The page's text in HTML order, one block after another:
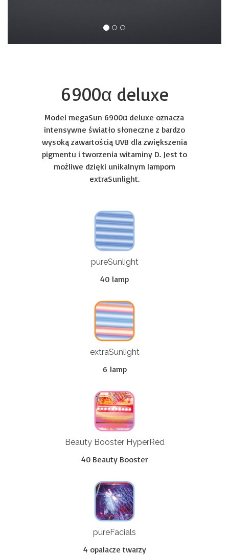
6900α deluxe
Model megaSun 6900α deluxe oznacza
intensywne światło słoneczne z bardzo
wysoką zawartością UVB dla zwiększenia
pigmentu i tworzenia witaminy D. Jest to
możliwe dzięki unikalnym lampom
extraSunlight.
pureSunlight
40 lamp
extraSunlight
6 lamp
Beauty Booster HyperRed
40 Beauty Booster
pureFacials
4 opalacze twarzy